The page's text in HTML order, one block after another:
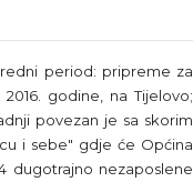
period: pripreme za
godine, na Tijelovo;
povezan je sa skorim
i sebe" gdje će Općina
dugotrajno nezaposlene